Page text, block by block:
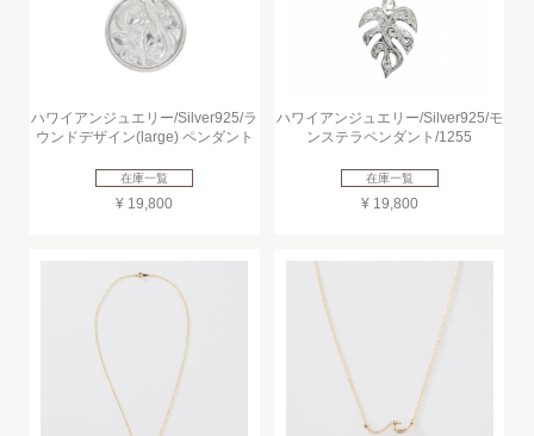
ハワイアンジュエリー/Silver925/ラ
ウンドデザイン(large) ペンダント
在庫一覧
¥ 19,800
ハワイアンジュエリー/Silver925/モ
ンステラペンダント/1255
在庫一覧
¥ 19,800